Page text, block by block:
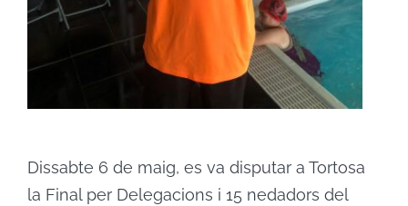
Dissabte 6 de maig, es va disputar a Tortosa
la Final per Delegacions i 15 nedadors del